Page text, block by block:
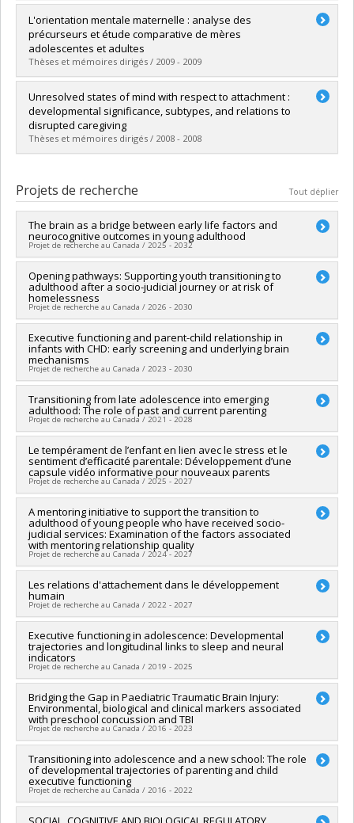
Diplômé(e) :Whipple, Natasha
Cycle :Doctorat
Diplôme obtenu :Ph. D.
Lien vers le document dans Papyrus
L'orientation mentale maternelle : analyse des
précurseurs et étude comparative de mères
adolescentes et adultes
Thèses et mémoires dirigés / 2009 - 2009
Diplômé(e) :Demers, Isabelle
Cycle :Doctorat
Diplôme obtenu :Ph. D.
Lien vers le document dans Papyrus
Unresolved states of mind with respect to attachment :
developmental significance, subtypes, and relations to
disrupted caregiving
Thèses et mémoires dirigés / 2008 - 2008
Cycle : Doctorat
Diplôme obtenu :Ph. D.
Lien vers le document dans Papyrus
Projets de recherche Tout déplier
The brain as a bridge between early life factors and
neurocognitive outcomes in young adulthood
Projet de recherche au Canada / 2025 - 2032
Sources de financement :CRSNG/Conseil de recherches en
sciences naturelles et génie du Canada (CRSNG)
Programmes de subvention : PVX20965-(RGP) Programme de
subvention à la découverte individuelle ou de groupe
Opening pathways: Supporting youth transitioning to
adulthood after a socio-judicial journey or at risk of
homelessness
Projet de recherche au Canada / 2026 - 2030
Chercheur principal :Nathalie Fontaine
Co-chercheurs :Annie Bernier,Isabelle Archambault,Marie-
Julie Béliveau,Simon Larose, Georges Tarabulsy
Bégin
Sources de financement :CRSH/Conseil de recherches en
sciences humaines du Canada
Programmes de subvention : PVX99097-Subvention de
développement de partenariat
Executive functioning and parent-child relationship in
infants with CHD: early screening and underlying brain
mechanisms
Projet de recherche au Canada / 2023 - 2030
Chercheur principal : Anne Gallagher
Co-chercheurs : Annie Bernier,Miriam Beauchamp
Poirier
santé du Canada
Programmes de subvention :PVXXXXXX-(PJT) Subvention
Projet
Transitioning from late adolescence into emerging
adulthood: The role of past and current parenting
Projet de recherche au Canada / 2021 - 2028
Chercheur principal : Annie Bernier
Co-chercheurs :Marie-Hélène Véronneau-McArdle
Sources de financement :CRSH/Conseil de recherches en
sciences humaines du Canada
Programmes de subvention : PVXXXXXX-Subvention Savoir
Le tempérament de l’enfant en lien avec le stress et le
sentiment d’efficacité parentale: Développement d’une
capsule vidéo informative pour nouveaux parents
Projet de recherche au Canada / 2025 - 2027
Sources de financement :CRSH/Conseil de recherches en
sciences humaines du Canada
Programmes de subvention :PV153480-Subventions de
développement Savoir
A mentoring initiative to support the transition to
adulthood of young people who have received socio-
judicial services: Examination of the factors associated
with mentoring relationship quality
Projet de recherche au Canada / 2024 - 2027
Chercheur principal :Nathalie Fontaine
Co-chercheurs :
Annie Bernier ,Isabelle Archambault
Julie Béliveau
sciences humaines du Canada
Programmes de subvention :
PV153480-Subventions de
développement Savoir
Les relations d'attachement dans le développement
humain
Projet de recherche au Canada / 2022 - 2027
Chercheur principal :Annie Bernier
Co-chercheurs : Georges Tarabulsy ,Chantal Cyr,Célia Matte-
Gagné
Sources de financement :FRQSC/Fonds de recherche du
Québec - Société et culture (FQRSC)
Programmes de subvention :PVXXXXXX-(SE) Programme
Soutien aux équipes de recherche - Stade de développement
: Renouvellement
Executive functioning in adolescence: Developmental
trajectories and longitudinal links to sleep and neural
indicators
Projet de recherche au Canada / 2019 - 2025
Chercheur principal :Annie Bernier
Sources de financement : CRSNG/Conseil de recherches en
sciences naturelles et génie du Canada (CRSNG)
Programmes de subvention :PVX20965-(RGP) Programme de
subvention à la découverte individuelle ou de groupe
Bridging the Gap in Paediatric Traumatic Brain Injury:
Environmental, biological and clinical markers associated
with preschool concussion and TBI
Projet de recherche au Canada / 2016 - 2023
Chercheur principal :Miriam Beauchamp
Co-chercheurs :Jacques Michaud,Annie Bernier,Guillaume
Emeriaud,Mathieu Dehaes, Louis Crevier
Beaumont,Isabelle Gagnon,Keith Yeates,Catherine Lebel,
Roger Zemek
Transitioning into adolescence and a new school: The role
of developmental trajectories of parenting and child
executive functioning
Projet de recherche au Canada / 2016 - 2022